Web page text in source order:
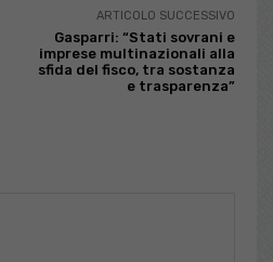
ARTICOLO SUCCESSIVO
Gasparri: “Stati sovrani e
imprese multinazionali alla
sfida del fisco, tra sostanza
e trasparenza”